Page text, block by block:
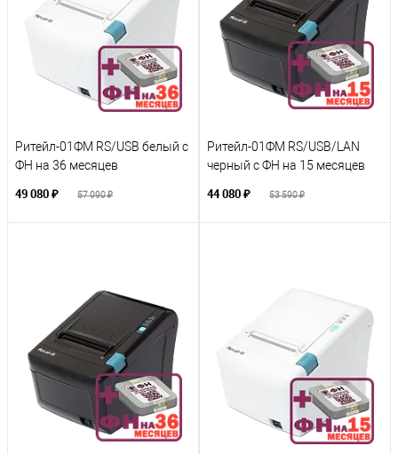
Ритейл-01ФМ RS/USB белый с
ФН на 36 месяцев
49 080 ₽ 57 090 ₽
Ритейл-01ФМ RS/USB/LAN
черный с ФН на 15 месяцев
44 080 ₽ 53 590 ₽